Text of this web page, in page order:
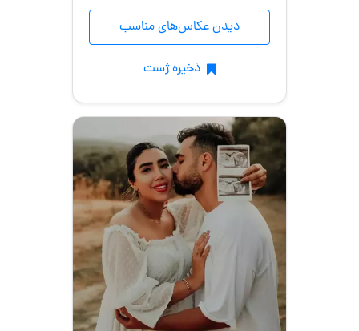
دیدن عکاس‌های مناسب
ذخیره ژست